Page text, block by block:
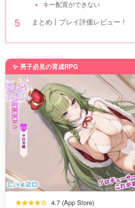
キー配置ができない
まとめ丨プレイ評価レビュー！
✨ 男子必見の育成RPG
★★★★☆ 4.7 (App Store)